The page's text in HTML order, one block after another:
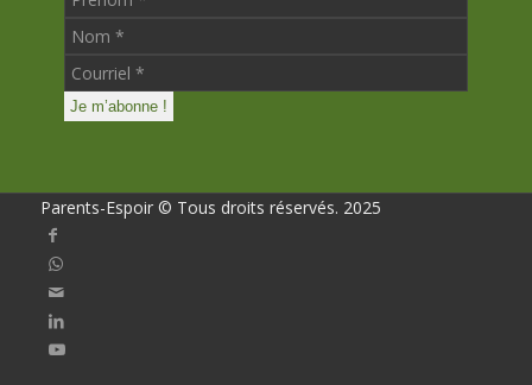
Parents-Espoir © Tous droits réservés. 2025